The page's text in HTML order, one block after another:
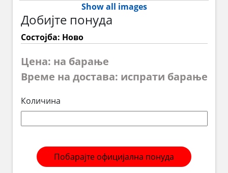
Show all images
Добијте понуда
Состојба: Ново
Цена: на барање
Време на достава: испрати барање
Количина
Побарајте официјална понуда